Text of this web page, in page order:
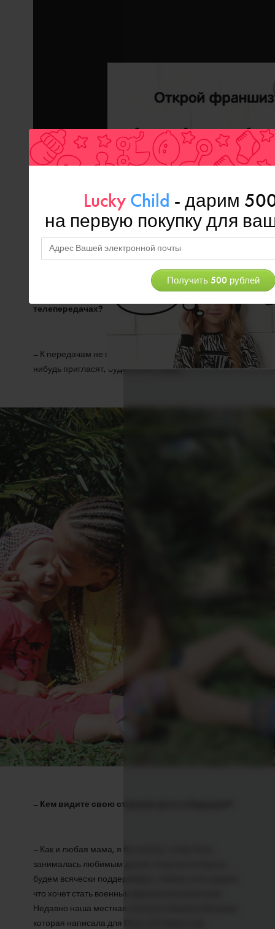
Lucky Child - дарим
на первую покупку для
выступления Риты на ТВ не ограничатся. Уже
готовитесь принять участие в каких-то других
телепередачах?
– К передачам не готовимся, но если нас куда-
нибудь пригласят, будем очень рады.
– Кем видите свою старшую дочь в будущем?
– Как и любая мама, я бы хотела, чтобы Рита
занималась любимым делом. А мы её интересы
будем всячески поддерживать. Сейчас она говорит,
что хочет стать военным врачом или артисткой.
Недавно наша местная поэтесса Люксана Битуева,
которая написала для Риты «Оставьте нам